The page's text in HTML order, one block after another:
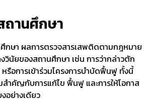
ถานศึกษา
กษา ผลการตรวจสารเสพติดตามกฎหมาย
วินัยของสถานศึกษา เช่น การว่ากล่าวตัก
รือการเข้าร่วมโครงการบำบัดฟื้นฟู ทั้งนี้
สำคัญกับการแก้ไข ฟื้นฟู และการให้โอกาส
อย่างเดียว